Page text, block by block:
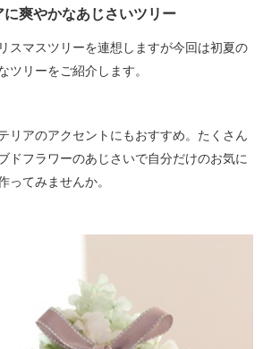
爽やかなあじさいツリー
スマスツリーを連想しますが今回は初夏の
ツリーをご紹介します。
リアのアクセントにもおすすめ。たくさん
ドフラワーのあじさいで自分だけのお気に
ってみませんか。